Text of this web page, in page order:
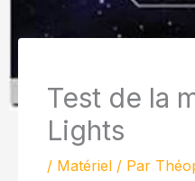
Test de la
Lights
/ Matériel / Par